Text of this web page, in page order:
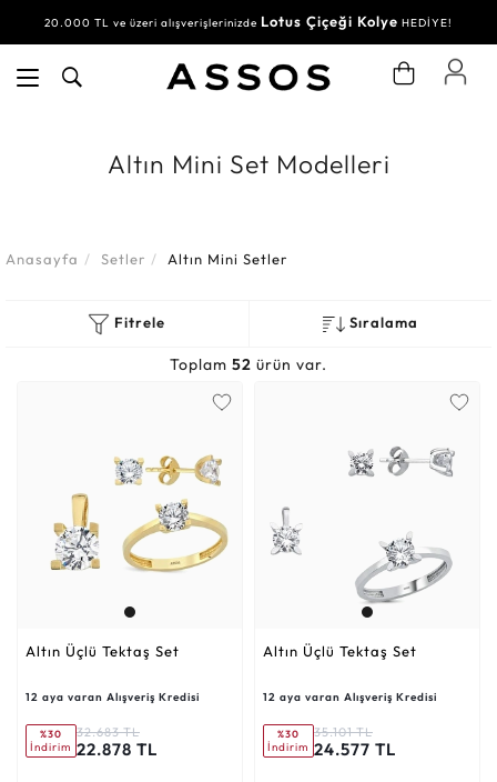
20.000 TL ve üzeri alışverişlerinizde Lotus Çiçeği Kolye HEDİYE!
30.000 TL ve üzeri alışverişlerinizdeSu Yolu BileklikHEDİYE!
Altın Mini Set Modelleri
Anasayfa Setler Altın Mini Setler
Fitrele Sıralama
Toplam 52 ürün var.
Altın Üçlü Tektaş Set
12 aya varan Alışveriş Kredisi
%30
İndirim
32.683 TL
22.878 TL
Altın Üçlü Tektaş Set
12 aya varan Alışveriş Kredisi
%30
İndirim
35.101 TL
24.577 TL